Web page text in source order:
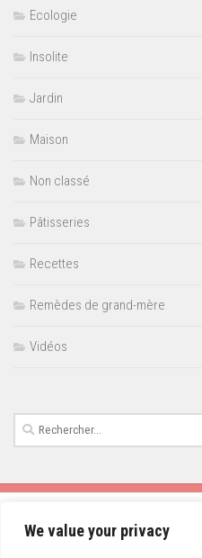
We value your privacy
Ecologie
Insolite
Jardin
Maison
Non classé
Pâtisseries
Recettes
Remèdes de grand-mère
Vidéos
Rechercher :